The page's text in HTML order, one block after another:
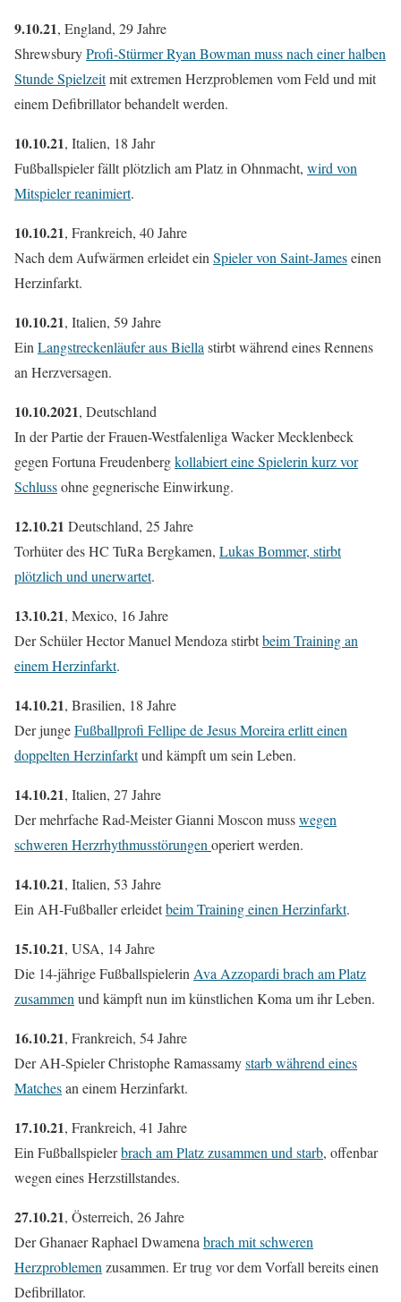
9.10.21, England, 29 Jahre
ShrewsburyProfi-Stürmer Ryan Bowman muss nach einer halben
Stunde Spielzeitmit extremen Herzproblemen vom Feld und mit
einem Defibrillator behandelt werden.
10.10.21, Italien, 18 Jahr
Fußballspieler fällt plötzlich am Platz in Ohnmacht, wird von
Mitspieler reanimiert.
10.10.21, Frankreich, 40 Jahre
Nach dem Aufwärmen erleidet ein Spieler von Saint-Jameseinen
Herzinfarkt.
10.10.21, Italien, 59 Jahre
Ein Langstreckenläufer aus Biella stirbt während eines Rennens
an Herzversagen.
10.10.2021, Deutschland
In der Partie der Frauen-Westfalenliga Wacker Mecklenbeck
gegen Fortuna Freudenbergkollabiert eine Spielerin kurz vor
Schlussohne gegnerische Einwirkung.
12.10.21 Deutschland, 25 Jahre
Torhüter des HC TuRa Bergkamen, Lukas Bommer, stirbt
plötzlich und unerwartet.
13.10.21, Mexico, 16 Jahre
Der Schüler Hector Manuel Mendoza stirbtbeim Training an
einem Herzinfarkt.
14.10.21, Brasilien, 18 Jahre
Der jungeFußballprofi Fellipe de Jesus Moreira erlitt einen
doppelten Herzinfarktund kämpft um sein Leben.
14.10.21, Italien, 27 Jahre
Der mehrfache Rad-Meister Gianni Moscon musswegen
schweren Herzrhythmusstörungen operiert werden.
14.10.21, Italien, 53 Jahre
Ein AH-Fußballer erleidetbeim Training einen Herzinfarkt.
15.10.21, USA, 14 Jahre
Die 14-jährige Fußballspielerin Ava Azzopardi brach am Platz
zusammen und kämpft nun im künstlichen Koma um ihr Leben.
16.10.21, Frankreich, 54 Jahre
Der AH-Spieler Christophe Ramassamystarb während eines
Matchesan einem Herzinfarkt.
17.10.21, Frankreich, 41 Jahre
Ein Fußballspielerbrach am Platz zusammen und starb, offenbar
wegen eines Herzstillstandes.
27.10.21, Österreich, 26 Jahre
Der Ghanaer Raphael Dwamena brach mit schweren
Herzproblemen zusammen. Er trug vor dem Vorfall bereits einen
Defibrillator.